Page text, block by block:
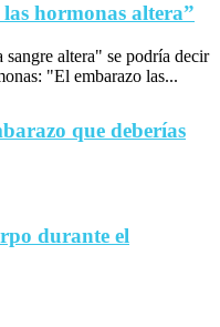
hormonas altera”
altera" se podría decir
"El embarazo las...
que deberías
durante el